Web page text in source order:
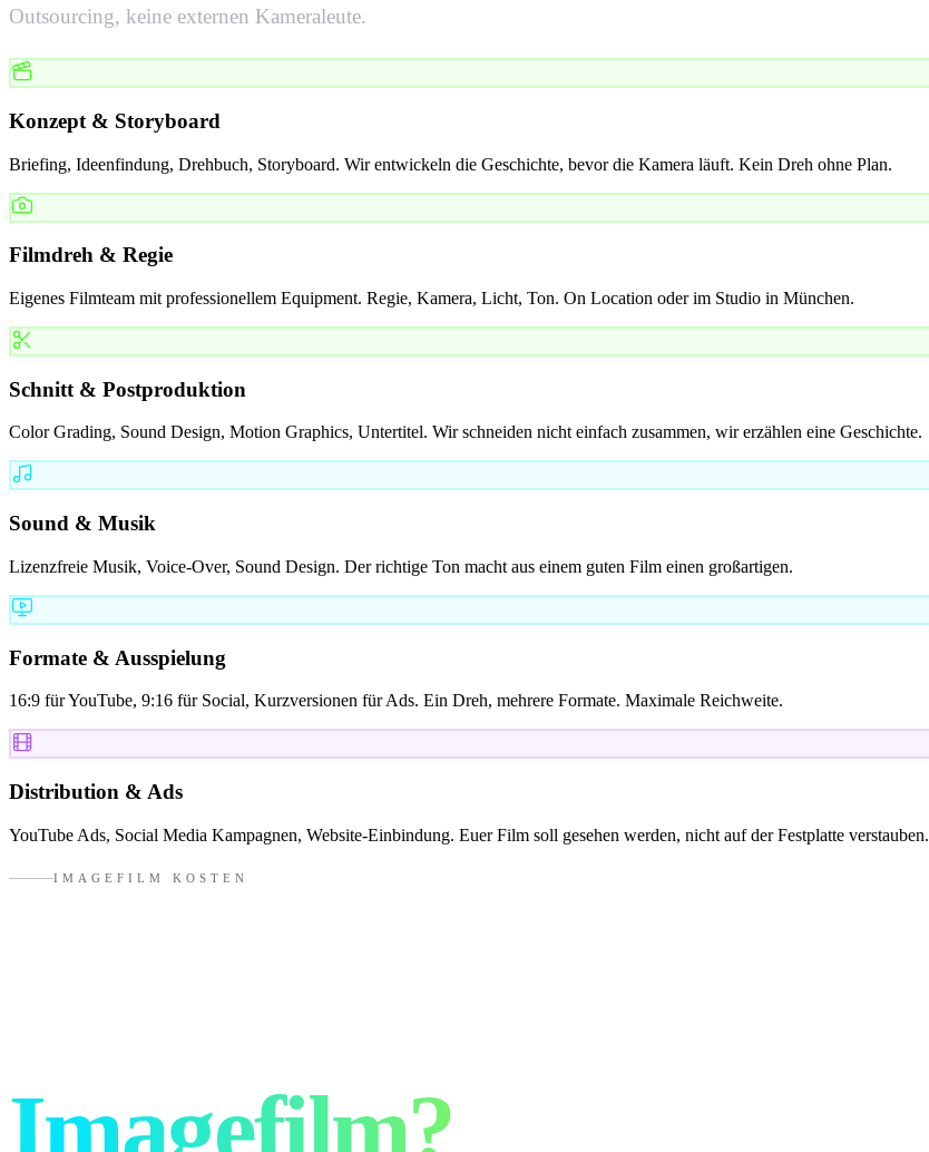
Outsourcing, keine externen Kameraleute.
Konzept & Storyboard
Briefing, Ideenfindung, Drehbuch, Storyboard. Wir entwickeln die Geschichte, bevor die Kamera läuft. Kein Dreh ohne Plan.
Filmdreh & Regie
Eigenes Filmteam mit professionellem Equipment. Regie, Kamera, Licht, Ton. On Location oder im Studio in München.
Schnitt & Postproduktion
Color Grading, Sound Design, Motion Graphics, Untertitel. Wir schneiden nicht einfach zusammen, wir erzählen eine Geschichte.
Sound & Musik
Lizenzfreie Musik, Voice-Over, Sound Design. Der richtige Ton macht aus einem guten Film einen großartigen.
Formate & Ausspielung
16:9 für YouTube, 9:16 für Social, Kurzversionen für Ads. Ein Dreh, mehrere Formate. Maximale Reichweite.
Distribution & Ads
YouTube Ads, Social Media Kampagnen, Website-Einbindung. Euer Film soll gesehen werden, nicht auf der Festplatte verstauben.
IMAGEFILM KOSTEN
Imagefilm?